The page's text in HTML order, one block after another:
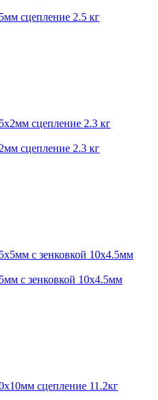
сцепление 2.5 кг
сцепление 2.3 кг
с зенковкой 10х4.5мм